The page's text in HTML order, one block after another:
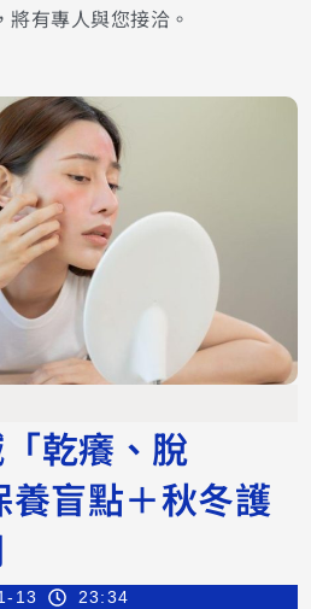
有專人與您接洽。
乾癢、脫
盲點＋秋冬護
13 23:34